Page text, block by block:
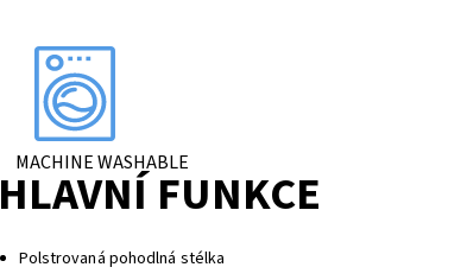
MACHINE WASHABLE
HLAVNÍ FUNKCE
Polstrovaná pohodlná stélka